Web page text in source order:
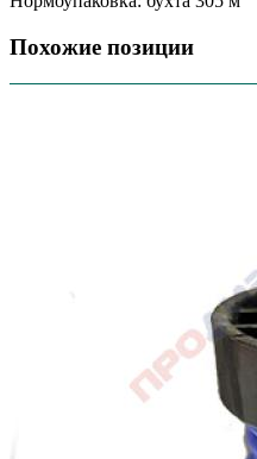
Похожие позиции